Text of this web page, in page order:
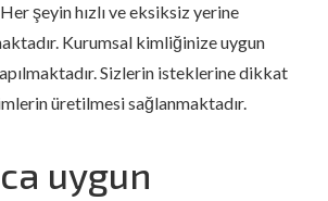
şeyin hızlı ve eksiksiz yerine
Kurumsal kimliğinize uygun
Sizlerin isteklerine dikkat
üretilmesi sağlanmaktadır.
uygun